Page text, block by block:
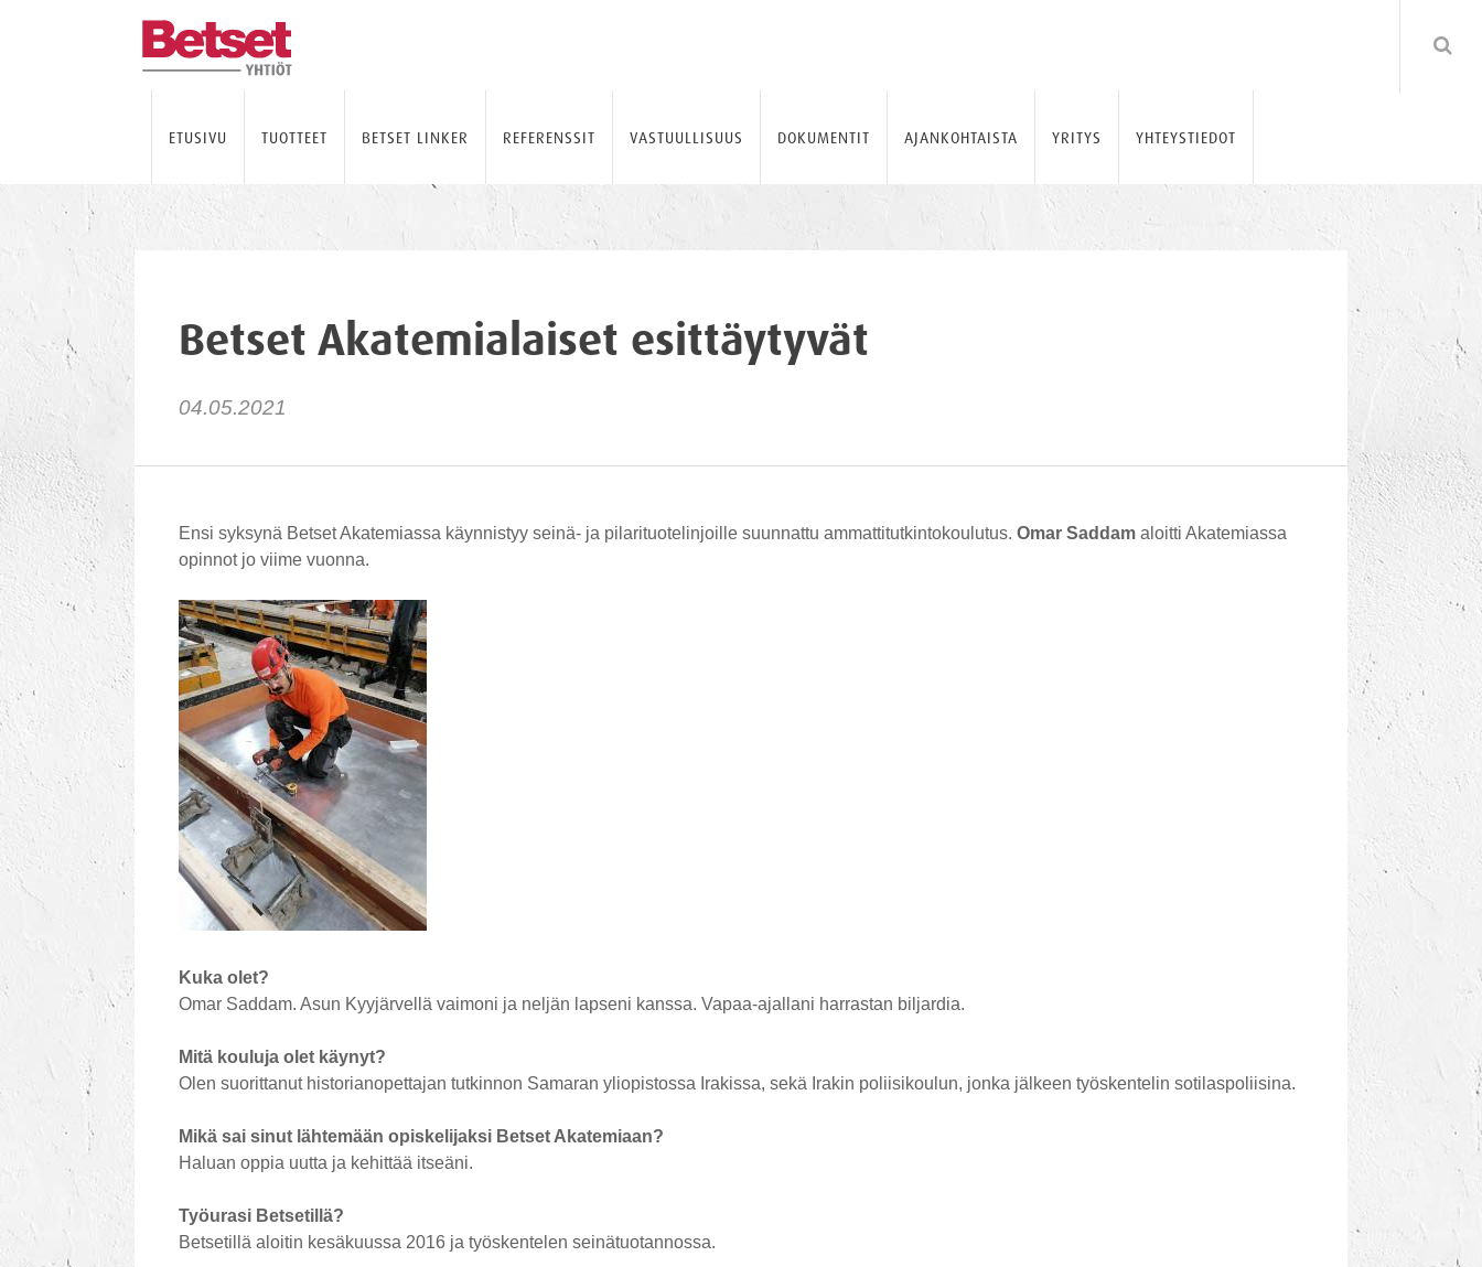
ETUSIVU TUOTTEET BETSET LINKER REFERENSSIT VASTUULLISUUS DOKUMENTIT AJANKOHTAISTA YRITYS YHTEYSTIEDOT
Betset Akatemialaiset esittäytyvät
04.05.2021
Ensi syksynä Betset Akatemiassa käynnistyy seinä- ja pilarituotelinjoille suunnattu ammattitutkintokoulutus. Omar Saddam aloitti Akatemiassa
opinnot jo viime vuonna.
Kuka olet?
Omar Saddam. Asun Kyyjärvellä vaimoni ja neljän lapseni kanssa. Vapaa-ajallani harrastan biljardia.
Mitä kouluja olet käynyt?
Olen suorittanut historianopettajan tutkinnon Samaran yliopistossa Irakissa, sekä Irakin poliisikoulun, jonka jälkeen työskentelin sotilaspoliisina.
Mikä sai sinut lähtemään opiskelijaksi Betset Akatemiaan?
Haluan oppia uutta ja kehittää itseäni.
Työurasi Betsetillä?
Betsetillä aloitin kesäkuussa 2016 ja työskentelen seinätuotannossa.